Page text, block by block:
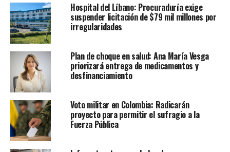
Hospital del Líbano: Procuraduría exige
suspender licitación de $79 mil millones por
irregularidades
Plan de choque en salud: Ana María Vesga
priorizará entrega de medicamentos y
desfinanciamiento
Voto militar en Colombia: Radicarán
proyecto para permitir el sufragio a la
Fuerza Pública